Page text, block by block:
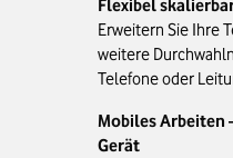
Flexibel
Erweitern Sie Ihre
weitere
Telefone oder
Mobiles Arbeiten
Gerät